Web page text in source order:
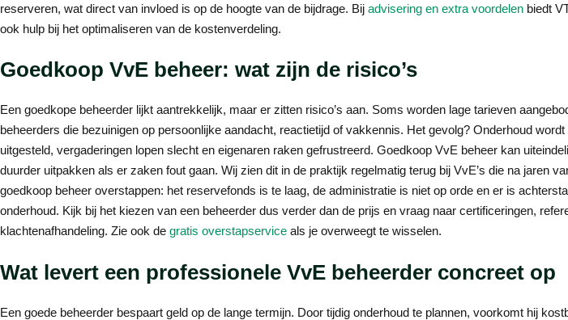
reserveren, wat direct van invloed is op de hoogte van de bijdrage. Bij advisering en extra voordelen biedt
ook hulp bij het optimaliseren van de kostenverdeling.
Goedkoop VvE beheer: wat zijn de risico’s
Een goedkope beheerder lijkt aantrekkelijk, maar er zitten risico’s aan. Soms worden lage tarieven
beheerders die bezuinigen op persoonlijke aandacht, reactietijd of vakkennis. Het gevolg? Onderhoud wordt
uitgesteld, vergaderingen lopen slecht en eigenaren raken gefrustreerd. Goedkoop VvE beheer kan
duurder uitpakken als er zaken fout gaan. Wij zien dit in de praktijk regelmatig terug bij VvE’s die na jaren
goedkoop beheer overstappen: het reservefonds is te laag, de administratie is niet op orde en er is
onderhoud. Kijk bij het kiezen van een beheerder dus verder dan de prijs en vraag naar certificeringen,
klachtenafhandeling. Zie ook de gratis overstapservice als je overweegt te wisselen.
Wat levert een professionele VvE beheerder concreet op
Een goede beheerder bespaart geld op de lange termijn. Door tijdig onderhoud te plannen, voorkomt hij